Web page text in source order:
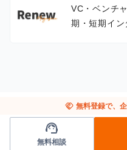
VC・ベンチ
期・短期イン
handshake 無料登録で、
support_agent
無料相談